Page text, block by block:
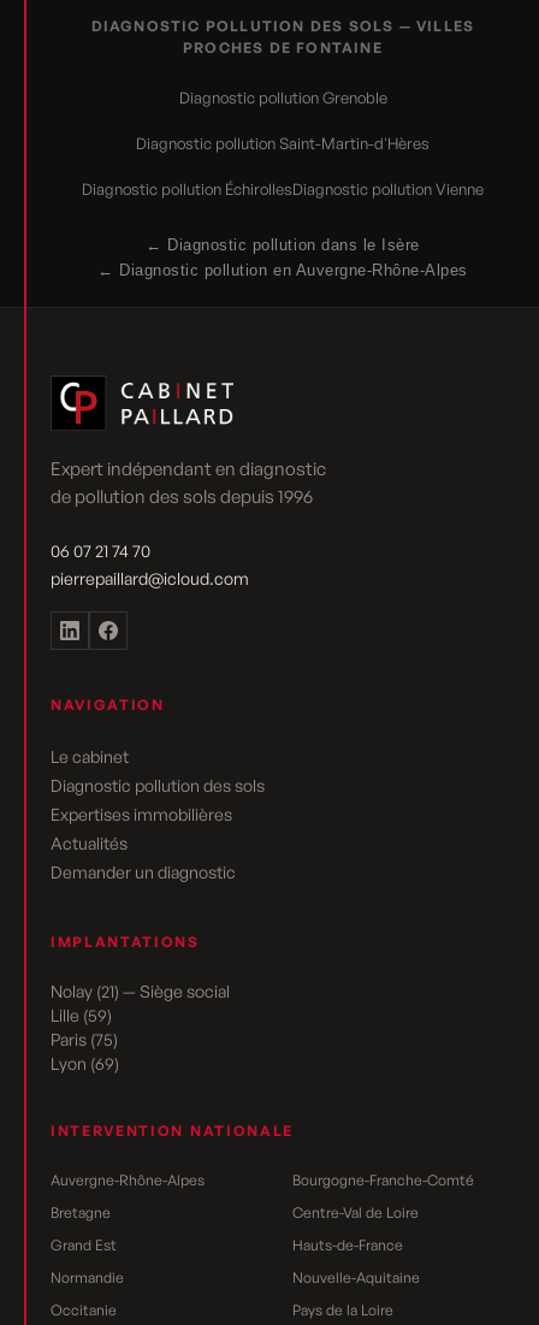
DIAGNOSTIC POLLUTION DES SOLS — VILLES
PROCHES DE FONTAINE
Diagnostic pollution Grenoble
Diagnostic pollution Saint-Martin-d'Hères
Diagnostic pollution ÉchirollesDiagnostic pollution Vienne
← Diagnostic pollution dans le Isère
← Diagnostic pollution en Auvergne-Rhône-Alpes
Expert indépendant en diagnostic
de pollution des sols depuis 1996
06 07 21 74 70
pierrepaillard@icloud.com
NAVIGATION
Le cabinet
Diagnostic pollution des sols
Expertises immobilières
Actualités
Demander un diagnostic
IMPLANTATIONS
Nolay (21) — Siège social
Lille (59)
Paris (75)
Lyon (69)
INTERVENTION NATIONALE
Auvergne-Rhône-Alpes
Bourgogne-Franche-Comté
Bretagne
Centre-Val de Loire
Grand Est
Hauts-de-France
Normandie
Nouvelle-Aquitaine
Occitanie
Pays de la Loire